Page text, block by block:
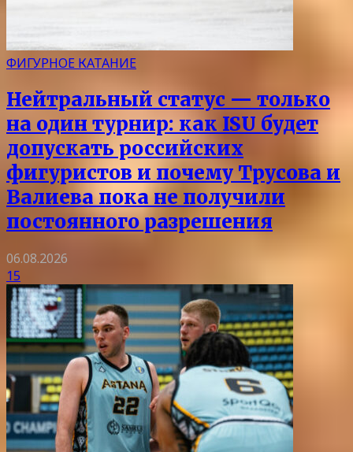
ФИГУРНОЕ КАТАНИЕ
Нейтральный статус — только
на один турнир: как ISU будет
допускать российских
фигуристов и почему Трусова и
Валиева пока не получили
постоянного разрешения
06.08.2026
15